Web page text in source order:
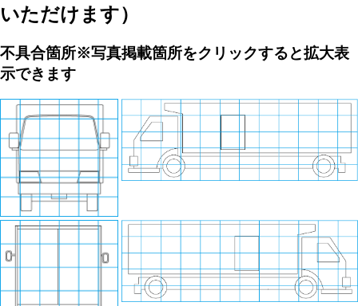
いただけます）
不具合箇所※写真掲載箇所をクリックすると拡大表
示できます